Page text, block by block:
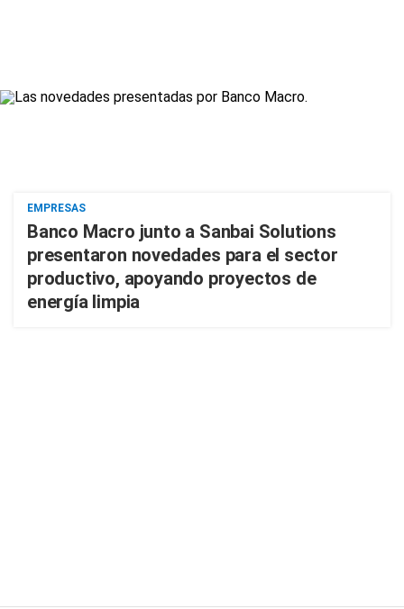
EMPRESAS
Banco Macro junto a Sanbai Solutions
presentaron novedades para el sector
productivo, apoyando proyectos de
energía limpia